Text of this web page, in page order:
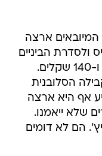
המיובאים ארצה
ולסדרת הביניים
של סימצ'יץ', המתומחרות ב-100 ו-140 שקלים.
הסלובנית
אף היא ארצה
שלא ייאמנו.
הם לא דומים